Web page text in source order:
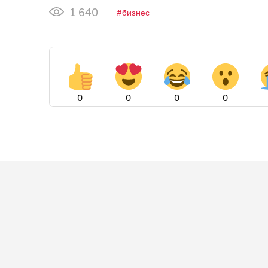
1 640 бизнес
0 0 0 0